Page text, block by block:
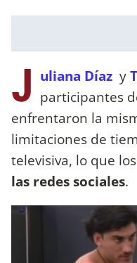
J uliana Díaz y
participantes
enfrentaron la
limitaciones de
televisiva, lo que
las redes sociales.